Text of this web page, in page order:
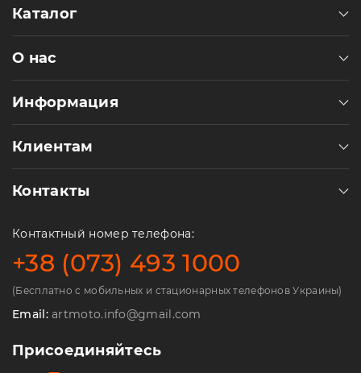
Каталог
О нас
Информация
Клиентам
Контакты
Контактный номер телефона:
+38 (073) 493 1000
(Бесплатно с мобильных и стационарных телефонов Украины)
Email:artmoto.info@gmail.com
Присоединяйтесь